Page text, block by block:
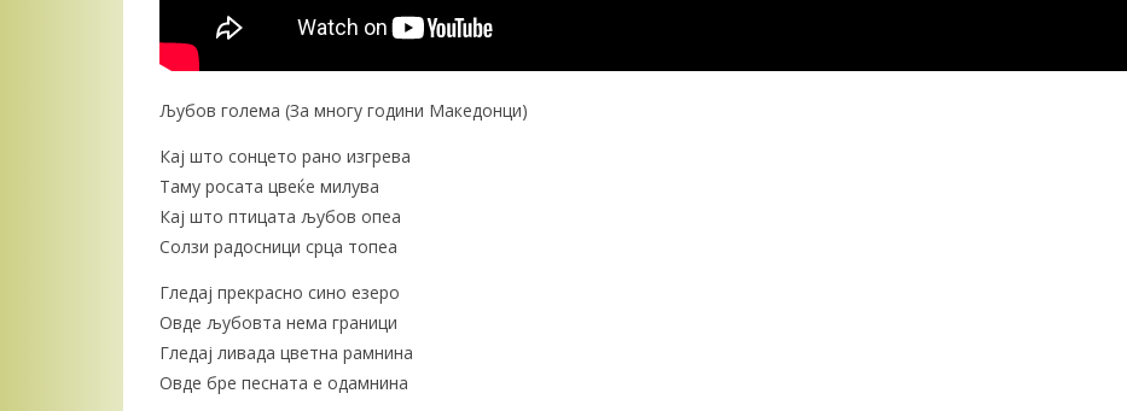
Љубов голема (За многу години Македонци)
Кај што сонцето рано изгрева
Таму росата цвеќе милува
Кај што птицата љубов опеа
Солзи радосници срца топеа
Гледај прекрасно сино езеро
Овде љубовта нема граници
Гледај ливада цветна рамнина
Овде бре песната е одамнина